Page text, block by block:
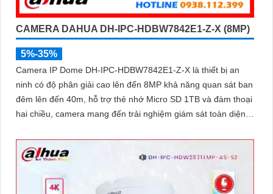
CAMERA DAHUA DH-IPC-HDBW7842E1-Z-X (8MP)
5%-35%
Camera IP Dome DH-IPC-HDBW7842E1-Z-X là thiết bị an
ninh có độ phân giải cao lên đến 8MP khả năng quan sát ban
đêm lên đến 40m, hỗ trợ thẻ nhớ Micro SD 1TB và đàm thoại
hai chiều, camera mang đến trải nghiệm giám sát toàn diện.
mặt và đếm người giúp nâng cao hiệu quả quản lý và an ninh
cho mọi không gian trong nhà